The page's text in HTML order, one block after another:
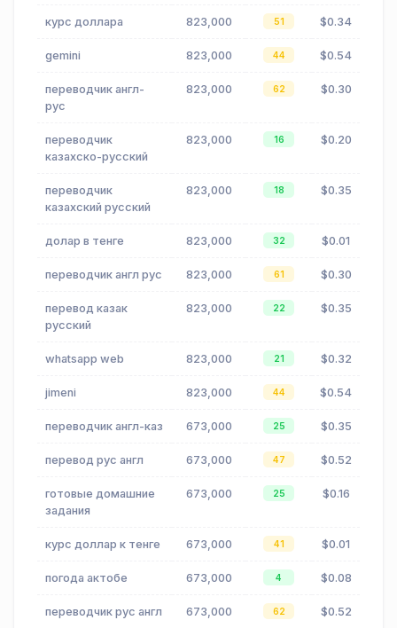
курс доллара 823,000 51 $0.34
gemini 823,000 44 $0.54
переводчик англ-
рус
823,000 62 $0.30
переводчик
казахско-русский
823,000 16 $0.20
переводчик
казахский русский
823,000 18 $0.35
долар в тенге 823,000 32 $0.01
переводчик англ рус 823,000 61 $0.30
перевод казак
русский
823,000 22 $0.35
whatsapp web 823,000 21 $0.32
jimeni 823,000 44 $0.54
переводчик англ-каз 673,000 25 $0.35
перевод рус англ 673,000 47 $0.52
готовые домашние
задания
673,000 25 $0.16
курс доллар к тенге 673,000 41 $0.01
погода актобе 673,000 4 $0.08
переводчик рус англ 673,000 62 $0.52